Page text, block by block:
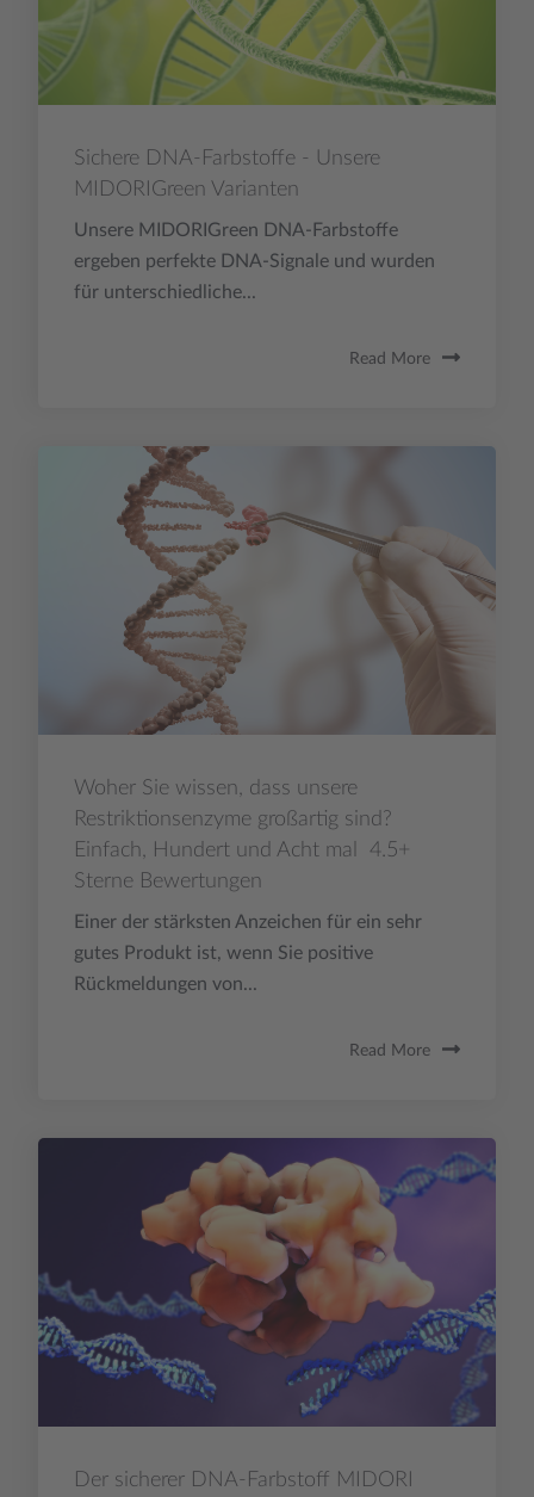
Sichere DNA-Farbstoffe - Unsere
MIDORIGreen Varianten
Unsere MIDORIGreen DNA-Farbstoffe
ergeben perfekte DNA-Signale und wurden
für unterschiedliche...
Read More
Woher Sie wissen, dass unsere
Restriktionsenzyme großartig sind?
Einfach, Hundert und Acht mal 4.5+
Sterne Bewertungen
Einer der stärksten Anzeichen für ein sehr
gutes Produkt ist, wenn Sie positive
Rückmeldungen von...
Read More
Der sicherer DNA-Farbstoff MIDORI